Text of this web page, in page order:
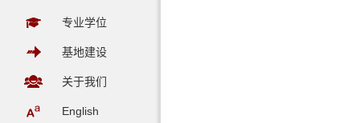
专业学位
基地建设
关于我们
English